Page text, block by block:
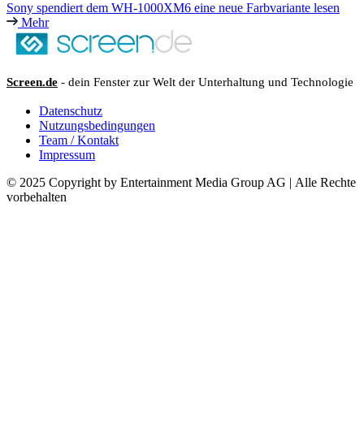
Sony spendiert dem WH-1000XM6 eine neue Farbvariante lesen
Mehr
Screen.de - dein Fenster zur Welt der Unterhaltung und Technologie
Datenschutz
Nutzungsbedingungen
Team / Kontakt
Impressum
© 2025 Copyright by Entertainment Media Group AG | Alle Rechte
vorbehalten